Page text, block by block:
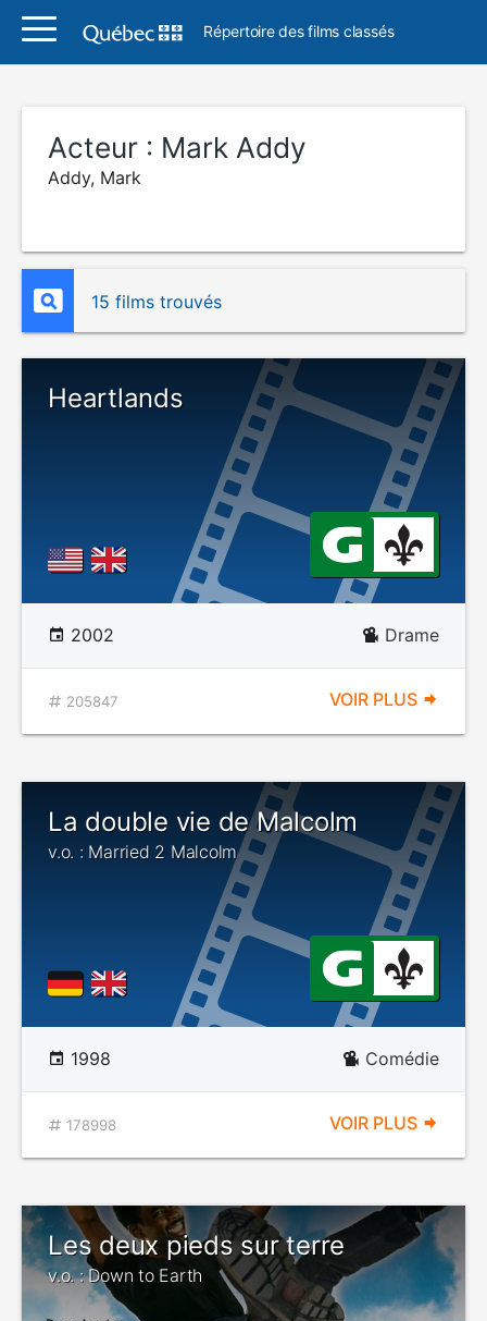
Répertoire des films classés
Acteur : Mark Addy
Addy, Mark
15 films trouvés
Heartlands
2002 Drame
205847 VOIR PLUS
La double vie de Malcolm
v.o. : Married 2 Malcolm
1998 Comédie
178998 VOIR PLUS
Les deux pieds sur terre
v.o. : Down to Earth